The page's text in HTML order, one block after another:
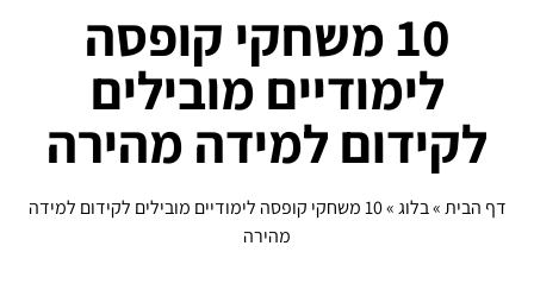
10 משחקי קופסה
לימודיים מובילים
לקידום למידה מהירה
דף הבית»בלוג»
10 משחקי קופסה לימודיים מובילים לקידום למידה
מהירה